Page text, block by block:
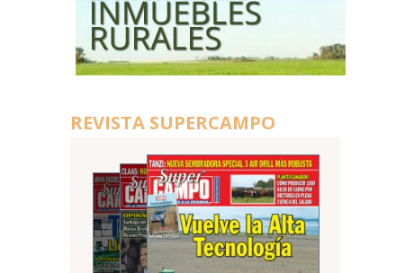
REVISTA SUPERCAMPO